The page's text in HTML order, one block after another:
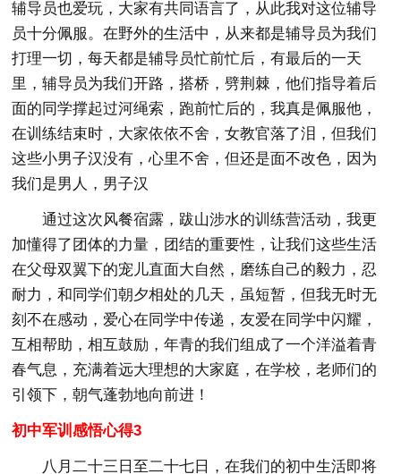
辅导员也爱玩，大家有共同语言了，从此我对这位辅导
员十分佩服。在野外的生活中，从来都是辅导员为我们
打理一切，每天都是辅导员忙前忙后，有最后的一天
里，辅导员为我们开路，搭桥，劈荆棘，他们指导着后
面的同学撑起过河绳索，跑前忙后的，我真是佩服他，
在训练结束时，大家依依不舍，女教官落了泪，但我们
这些小男子汉没有，心里不舍，但还是面不改色，因为
我们是男人，男子汉
通过这次风餐宿露，跋山涉水的训练营活动，我更
加懂得了团体的力量，团结的重要性，让我们这些生活
在父母双翼下的宠儿直面大自然，磨练自己的毅力，忍
耐力，和同学们朝夕相处的几天，虽短暂，但我无时无
刻不在感动，爱心在同学中传递，友爱在同学中闪耀，
互相帮助，相互鼓励，年青的我们组成了一个洋溢着青
春气息，充满着远大理想的大家庭，在学校，老师们的
引领下，朝气蓬勃地向前进！
初中军训感悟心得3
八月二十三日至二十七日，在我们的初中生活即将